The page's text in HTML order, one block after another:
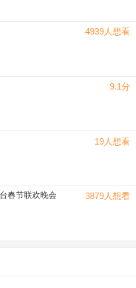
1955》开机；同年，首次执导
电影节金爵奖。2020年9月16
，你在哪里》首播，在剧中饰
视剧《老酒馆》获得第32届中
11月，主演的都市剧《装台》
电影《悬崖之上》上映 ；同
》播出。2022年7月，担任第十
评委会评委。
4939人想看
9.1分
19人想看
3879人想看
春节联欢晚会